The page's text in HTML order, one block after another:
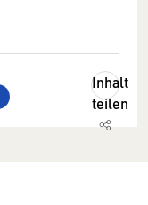
Inhalt
teilen